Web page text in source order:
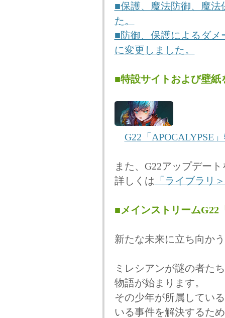
■保護、魔法防御、魔
た。
■防御、保護によるダ
に変更しました。
■特設サイトおよび壁紙
G22「APOCALYPSE
また、G22アップデー
詳しくは 「ライブラリ
■メインストリームG22
新たな未来に立ち向か
ミレシアンが謎の者た
物語が始まります。
その少年が所属してい
いる事件を解決するた